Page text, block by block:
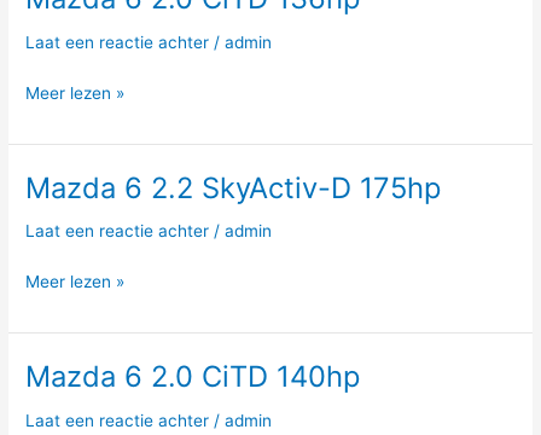
Laat een reactie achter /admin
2.0
136hp
Meer lezen »
Mazda 6 2.2 SkyActiv-D 175hp
Laat een reactie achter /admin
Mazda
2.2
D
Meer lezen »
Mazda 6 2.0 CiTD 140hp
Laat een reactie achter /admin
Mazda
2.0